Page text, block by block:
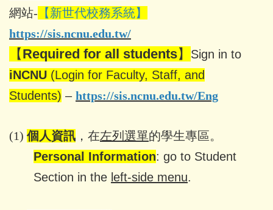
網站- 【新世代校務系統】
https://sis.ncnu.edu.tw/
【Required for all students】
Sign in to
iNCNU (Login for Faculty, Staff, and
Students) – https://sis.ncnu.edu.tw/Eng
(1) 個人資訊 ，在左列選單的學生專區。
Personal Information: go to Student
Section in the left-side menu.